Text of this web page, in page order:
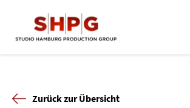
Zurück zur Übersicht